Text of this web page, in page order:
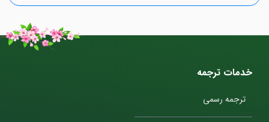
خدمات ترجمه
ترجمه رسمی